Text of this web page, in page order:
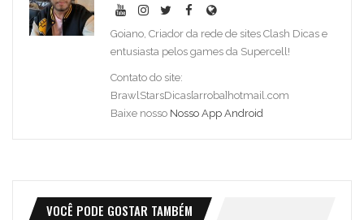
Goiano, Criador da rede de sites Clash Dicas e
entusiasta pelos games da Supercell!
Contato do site:
BrawlStarsDicas[arroba]hotmail.com
Baixe nosso Nosso App Android
VOCÊ PODE GOSTAR TAMBÉM